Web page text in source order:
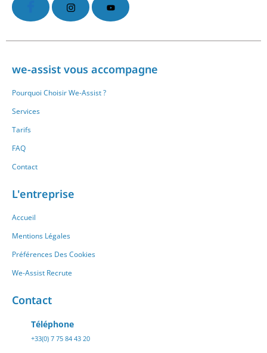
we-assist vous accompagne
Pourquoi Choisir We-Assist ?
Services
Tarifs
FAQ
Contact
L'entreprise
Accueil
Mentions Légales
Préférences Des Cookies
We-Assist Recrute
Contact
Téléphone
+33(0) 7 75 84 43 20